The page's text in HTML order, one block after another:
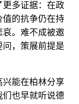
更多证据：在政
值的抗争仍在持
。难不成被邀
，策展前提是
能在柏林分享
也早就听说德